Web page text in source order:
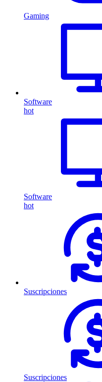
Gaming
Software
hot
Software
hot
Suscripciones
Suscripciones